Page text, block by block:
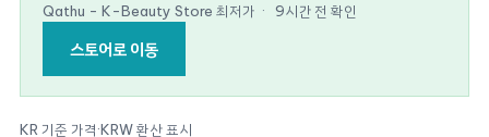
Qathu - K-Beauty Store 최저가 · 9시간 전 확인
스토어로 이동
KR 기준 가격·KRW 환산 표시